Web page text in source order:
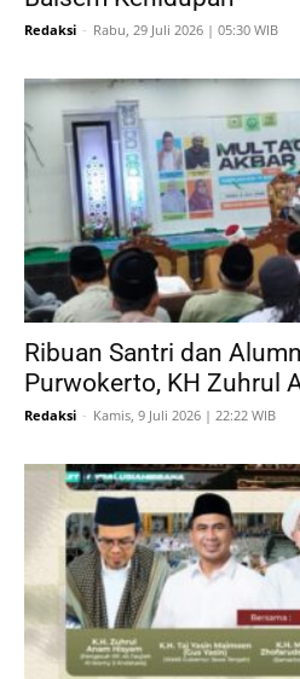
Redaksi - Rabu, 29 Juli 2026 | 05:30 WIB
Ribuan Santri dan
Purwokerto, KH Zuhrul
Redaksi - Kamis, 9 Juli 2026 | 22:22 WIB